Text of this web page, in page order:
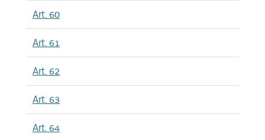
Art. 60
Art. 61
Art. 62
Art. 63
Art. 64